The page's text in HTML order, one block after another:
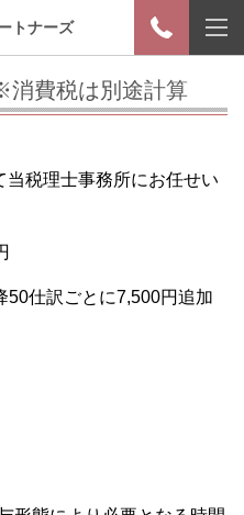
トナーズ
費税は別途計算
税理士事務所にお任せい
50仕訳ごとに7,500円追加